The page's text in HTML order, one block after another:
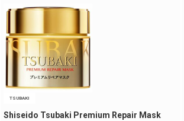
TSUBAKI
Shiseido Tsubaki Premium Repair Mask